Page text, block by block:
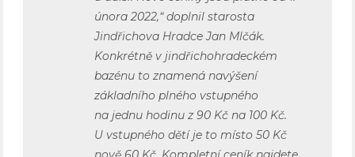
února 2022,“ doplnil starosta
Jindřichova Hradce Jan Mlčák.
Konkrétně v jindřichohradeckém
bazénu to znamená navýšení
základního plného vstupného
na jednu hodinu z 90 Kč na 100 Kč.
U vstupného dětí je to místo 50 Kč